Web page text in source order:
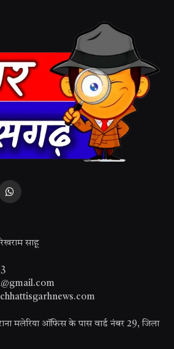
WhatsApp
रेखराम साहू
मलेरिया ऑफिस के पास वार्ड नंबर 29, जिला